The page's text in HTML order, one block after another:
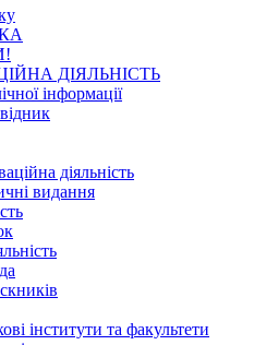
ДІЯЛЬНІСТЬ
інформації
діяльність
видання
інститути та факультети